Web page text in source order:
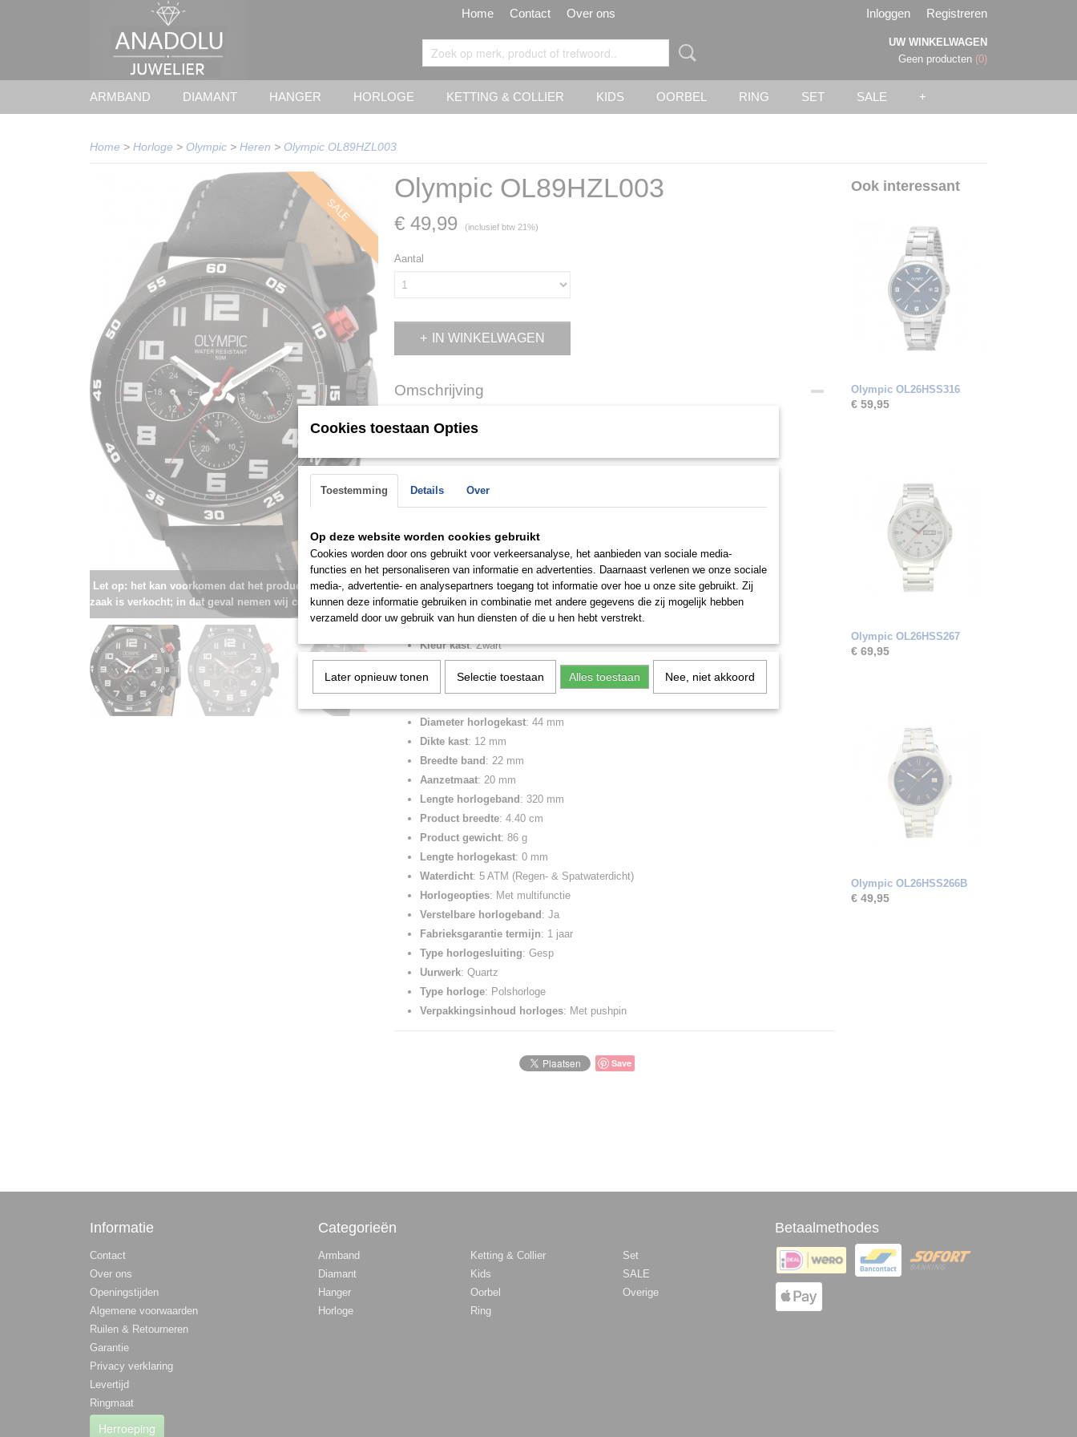
Home Contact Over ons Inloggen Registreren
UW WINKELWAGEN
Geen producten (0)
ARMBAND DIAMANT HANGER HORLOGE KETTING & COLLIER KIDS OORBEL RING SET SALE +
Home > Horloge > Olympic > Heren > Olympic OL89HZL003
Let op: het kan voorkomen dat het product onlangs in de
zaak is verkocht; in dat geval nemen wij contact met u op.
SALE
Olympic OL89HZL003
€ 49,99 (inclusief btw 21%)
Aantal
IN WINKELWAGEN
Omschrijving
EAN: 8718465740042
Doelgroep: Mannen
Merk
: Olympic
Tijdaanduiding : Analoog
Datum weergave: Dag
Materiaal horlogeglas: Mineraalglas
Materiaal kast: Staal
Kleur kast: Zwart
Kleur band: Zwart
Kleur wijzerplaat: Grijs
Diameter horlogekast: 44 mm
Dikte kast: 12 mm
Breedte band : 22 mm
Aanzetmaat: 20 mm
Lengte horlogeband : 320 mm
Product breedte: 4.40 cm
Product gewicht: 86 g
Lengte horlogekast: 0 mm
Waterdicht: 5 ATM (Regen- & Spatwaterdicht)
Horlogeopties: Met multifunctie
Verstelbare horlogeband : Ja
Fabrieksgarantie termijn: 1 jaar
Type horlogesluiting: Gesp
Uurwerk: Quartz
Type horloge: Polshorloge
Verpakkingsinhoud horloges: Met pushpin
Save
Ook interessant
Olympic OL26HSS316
€ 59,95
Olympic OL26HSS267
€ 69,95
Olympic OL26HSS266B
€ 49,95
Informatie
Contact
Over ons
Openingstijden
Algemene voorwaarden
Ruilen & Retourneren
Garantie
Privacy verklaring
Levertijd
Ringmaat
Herroeping
Categorieën
Armband
Diamant
Hanger
Horloge
Ketting & Collier
Kids
Oorbel
Ring
Set
SALE
Overige
Betaalmethodes
Cookies toestaan Opties
Toestemming Details Over
Op deze website worden cookies gebruikt
Cookies worden door ons gebruikt voor verkeersanalyse, het aanbieden van sociale media-
functies en het personaliseren van informatie en advertenties. Daarnaast verlenen we onze sociale
media-, advertentie- en analysepartners toegang tot informatie over hoe u onze site gebruikt. Zij
kunnen deze informatie gebruiken in combinatie met andere gegevens die zij mogelijk hebben
verzameld door uw gebruik van hun diensten of die u hen hebt verstrekt.
Later opnieuw tonen Selectie toestaan Alles toestaan Nee, niet akkoord